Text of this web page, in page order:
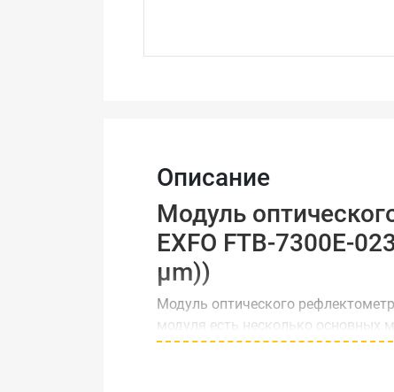
Описание
Модуль
EXFO FTB-7300E-
µm))
Модуль оптического
модуля есть несколько основных